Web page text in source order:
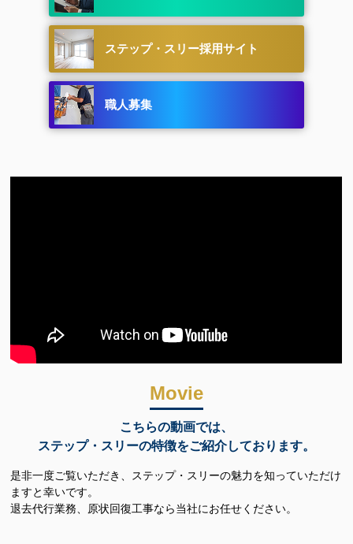
ステップ・スリー採用サイト
職人募集
Movie
こちらの動画では、
ステップ・スリーの特徴をご紹介しております。
是非一度ご覧いただき、ステップ・スリーの魅力を知っていただけ
ますと幸いです。
退去代行業務、原状回復工事なら当社にお任せください。